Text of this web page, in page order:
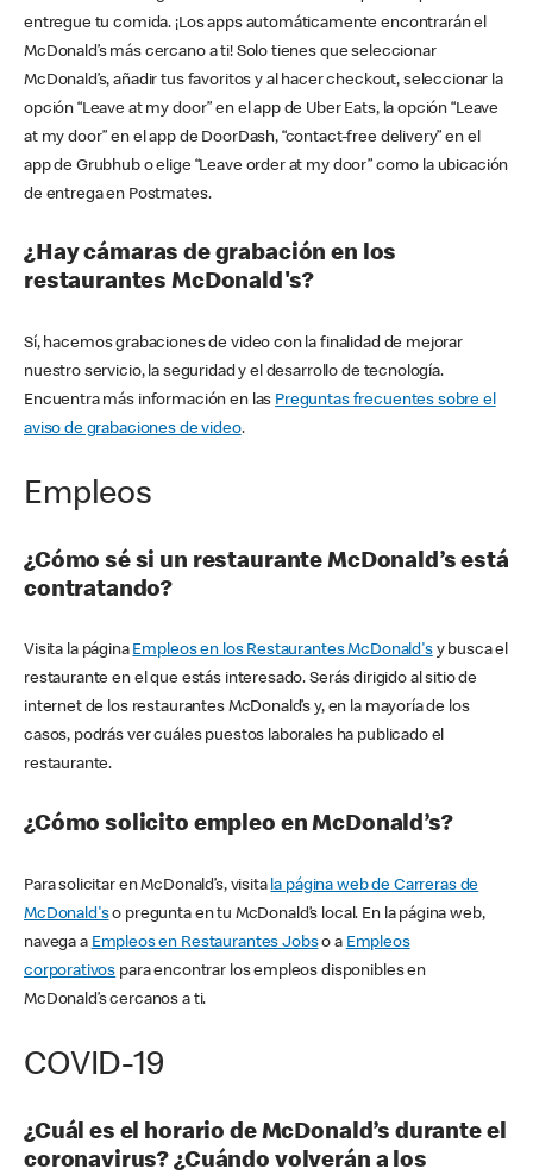
entregue tu comida. ¡Los apps automáticamente encontrarán el
McDonald’s más cercano a ti! Solo tienes que seleccionar
McDonald’s, añadir tus favoritos y al hacer checkout, seleccionar la
opción “Leave at my door” en el app de Uber Eats, la opción “Leave
at my door” en el app de DoorDash, “contact-free delivery” en el
app de Grubhub o elige “Leave order at my door” como la ubicación
de entrega en Postmates.
¿Hay cámaras de grabación en los
restaurantes McDonald's?
Sí, hacemos grabaciones de video con la finalidad de mejorar
nuestro servicio, la seguridad y el desarrollo de tecnología.
Encuentra más información en las Preguntas frecuentes sobre el
aviso de grabaciones de video.
Empleos
¿Cómo sé si un restaurante McDonald’s está
contratando?
Visita la página Empleos en los Restaurantes McDonald'sy busca el
restaurante en el que estás interesado. Serás dirigido al sitio de
internet de los restaurantes McDonald’s y, en la mayoría de los
casos, podrás ver cuáles puestos laborales ha publicado el
restaurante.
¿Cómo solicito empleo en McDonald’s?
Para solicitar en McDonald’s, visita la página web de Carreras de
McDonald'so pregunta en tu McDonald’s local. En la página web,
navega a Empleos en Restaurantes Jobso a Empleos
corporativos para encontrar los empleos disponibles en
McDonald’s cercanos a ti.
COVID-19
¿Cuál es el horario de McDonald’s durante el
coronavirus? ¿Cuándo volverán a los